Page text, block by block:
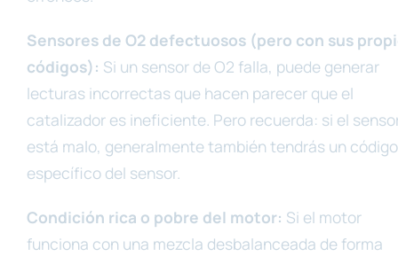
Sensores de O2 defectuosos (pero con sus
códigos): Si un sensor de O2 falla, puede generar
lecturas incorrectas que hacen parecer que el
catalizador es ineficiente. Pero recuerda: si el
está malo, generalmente también tendrás un código
específico del sensor.
Condición rica o pobre del motor: Si el motor
funciona con una mezcla desbalanceada de forma